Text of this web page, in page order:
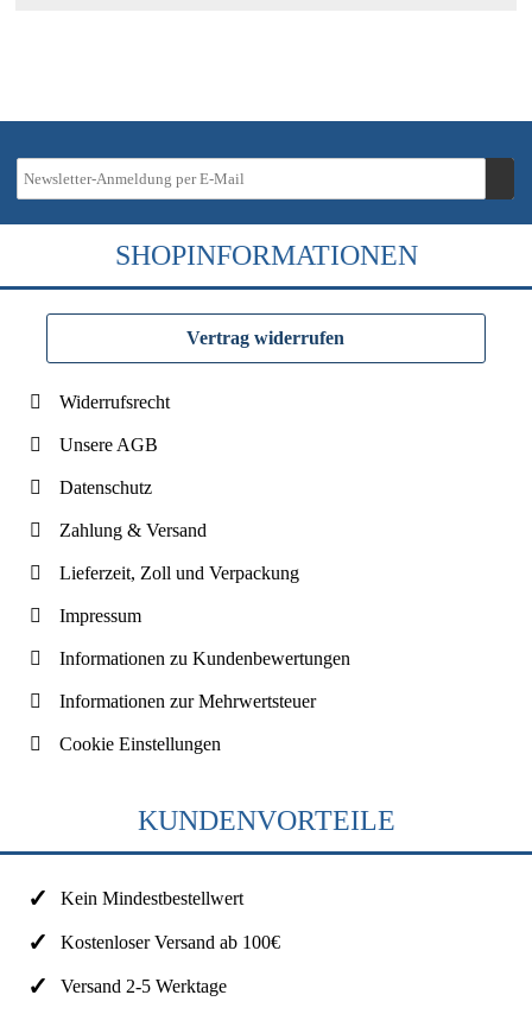
SHOPINFORMATIONEN
Vertrag widerrufen
Widerrufsrecht
Unsere AGB
Datenschutz
Zahlung & Versand
Lieferzeit, Zoll und Verpackung
Impressum
Informationen zu Kundenbewertungen
Informationen zur Mehrwertsteuer
Cookie Einstellungen
KUNDENVORTEILE
Kein Mindestbestellwert
Kostenloser Versand ab 100€
Versand 2-5 Werktage